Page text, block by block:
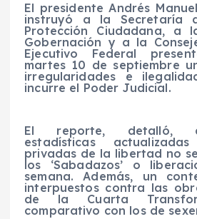
El presidente Andrés
instruyó a la Secretaría
Protección Ciudadana, a
Gobernación y a la
Ejecutivo Federal
martes 10 de septiembre
irregularidades e
incurre el Poder Judicial.
El reporte, detalló,
estadísticas
privadas de la libertad no
los ‘Sabadazos’ o
semana. Además, un
interpuestos contra las
de la Cuarta
comparativo con los de